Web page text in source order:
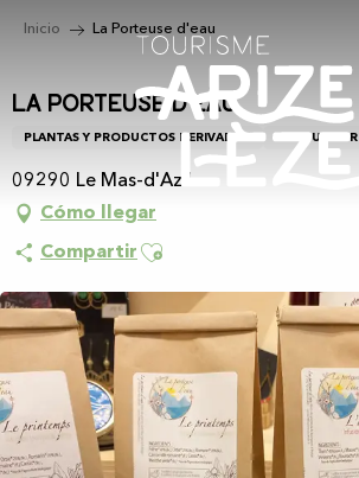
principal
Inicio La Porteuse d'eau
La Porteuse d'eau
PLANTAS Y PRODUCTOS DERIVADOS PRODUCTOR
09290 Le Mas-d'Azil
Cómo llegar
Compartir Ajouter aux favoris